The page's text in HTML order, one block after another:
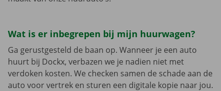
Wat is er inbegrepen bij mijn huurwagen?
Ga gerustgesteld de baan op. Wanneer je een auto
huurt bij Dockx, verbazen we je nadien niet met
verdoken kosten. We checken samen de schade aan de
auto voor vertrek en sturen een digitale kopie naar jou.